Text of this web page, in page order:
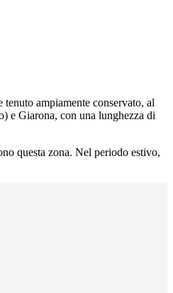
ampiamente conservato, al
e Giarona, con una lunghezza di
questa zona. Nel periodo estivo,